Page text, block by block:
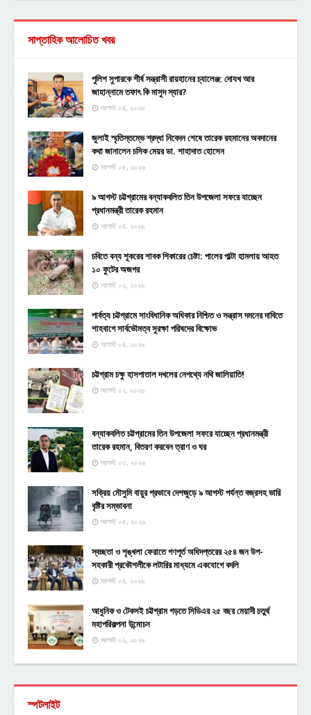
সাপ্তাহিক আলোচিত খবর
পুলিশ সুপারকে শীর্ষ সন্ত্রাসী রায়হানের চ্যালেঞ্জ: দোযখ আর
জাহান্নামে তফাৎ কি মাসুদ স্যার?
আগস্ট ০৪, ২০২৬
জুলাই স্মৃতিস্তম্ভে শ্রদ্ধা নিবেদন শেষে তারেক রহমানের অবদানের
কথা জানালেন চসিক মেয়র ডা. শাহাদাত হোসেন
আগস্ট ০৫, ২০২৬
৯ আগস্ট চট্টগ্রামের বন্যাকবলিত তিন উপজেলা সফরে যাচ্ছেন
প্রধানমন্ত্রী তারেক রহমান
আগস্ট ০৪, ২০২৬
চবিতে বন্য শূকরের শাবক শিকারের চেষ্টা: পালের পাল্টা হামলায় আহত
১০ ফুটের অজগর
আগস্ট ০২, ২০২৬
পার্বত্য চট্টগ্রামে সাংবিধানিক অধিকার নিশ্চিত ও সন্ত্রাস দমনের দাবিতে
শাহবাগে সার্বভৌমত্ব সুরক্ষা পরিষদের বিক্ষোভ
আগস্ট ০৪, ২০২৬
চট্টগ্রাম চক্ষু হাসপাতাল দখলের নেপথ্যে নথি জালিয়াতি!
আগস্ট ০২, ২০২৬
বন্যাকবলিত চট্টগ্রামের তিন উপজেলা সফরে যাচ্ছেন প্রধানমন্ত্রী
তারেক রহমান, বিতরণ করবেন ত্রাণ ও ঘর
আগস্ট ০৩, ২০২৬
সক্রিয় মৌসুমি বায়ুর প্রভাবে দেশজুড়ে ৯ আগস্ট পর্যন্ত বজ্রসহ ভারি
বৃষ্টির সম্ভাবনা
আগস্ট ০৫, ২০২৬
স্বচ্ছতা ও শৃঙ্খলা ফেরাতে গণপূর্ত অধিদপ্তরের ২৫৪ জন উপ-
সহকারী প্রকৌশলীকে লটারির মাধ্যমে একযোগে বদলি
আগস্ট ০৪, ২০২৬
আধুনিক ও টেকসই চট্টগ্রাম গড়তে সিডিএর ২৫ বছর মেয়াদী চতুর্থ
মহাপরিকল্পনা উন্মোচন
আগস্ট ০২, ২০২৬
স্পটলাইট